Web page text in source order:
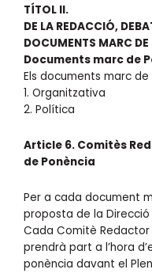
TÍTOL II.
DE LA REDACCIÓ,
DOCUMENTS MARC
Documents marc de
Els documents marc de
1. Organitzativa
2. Política
Article 6. Comitès
de Ponència
Per a cada document
proposta de la
Cada Comitè
prendrà part a l’hora
ponència davant el